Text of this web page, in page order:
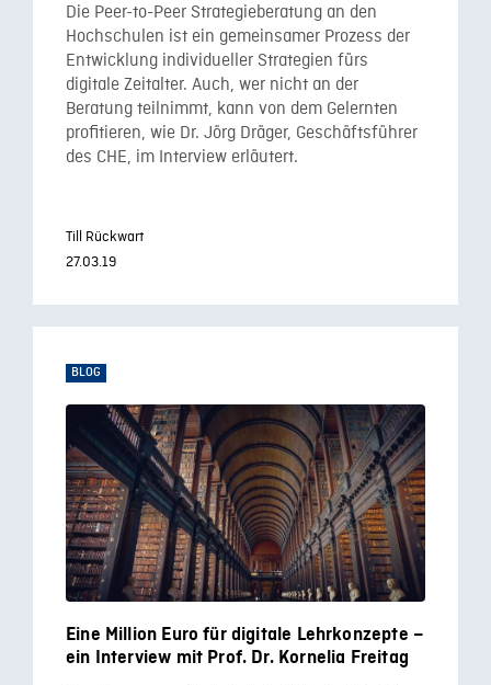
Die Peer-to-Peer Strategieberatung an den
Hochschulen ist ein gemeinsamer Prozess der
Entwicklung individueller Strategien fürs
digitale Zeitalter. Auch, wer nicht an der
Beratung teilnimmt, kann von dem Gelernten
profitieren, wie Dr. Jörg Dräger, Geschäftsführer
des CHE, im Interview erläutert.
Till Rückwart
27.03.19
BLOG
Eine Million Euro für digitale Lehrkonzepte –
ein Interview mit Prof. Dr. Kornelia Freitag